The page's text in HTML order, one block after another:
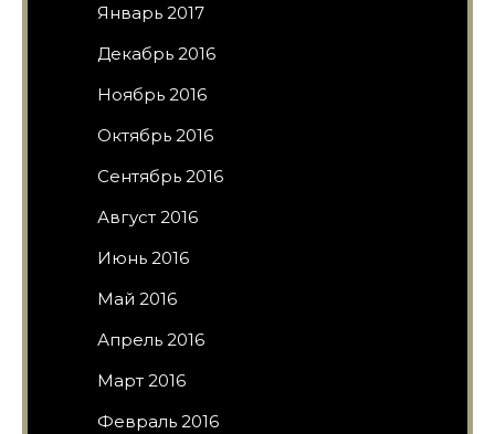
Январь 2017
Декабрь 2016
Ноябрь 2016
Октябрь 2016
Сентябрь 2016
Август 2016
Июнь 2016
Май 2016
Апрель 2016
Март 2016
Февраль 2016